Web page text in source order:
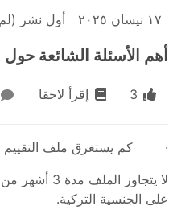
١٧ نيسان ٢٠٢٥ أول نشر
أهم الأسئلة الشائعة
إقرأ لاحقا
· كم يستغرق ملف التقييم
لا يتجاوز
على الجنسية التركية.